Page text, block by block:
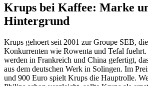
Krups bei Kaffee: Marke
Hintergrund
Krups gehoert seit 2001 zur Groupe SEB,
Konkurrenten wie Rowenta und Tefal
werden in Frankreich und China gefertigt,
aus dem deutschen Werk in Solingen. Im
und 900 Euro spielt Krups die Hauptrolle.